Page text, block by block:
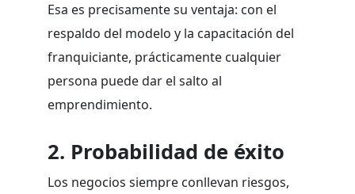
Esa es precisamente su ventaja: con el
respaldo del modelo y la capacitación del
franquiciante, prácticamente cualquier
persona puede dar el salto al
emprendimiento.
2. Probabilidad de éxito
Los negocios siempre conllevan riesgos,